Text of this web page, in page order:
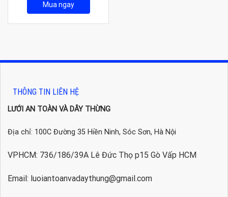
Mua ngay
THÔNG TIN LIÊN HỆ
LƯỚI AN TOÀN VÀ DÂY THỪNG
Địa chỉ: 100C Đường 35 Hiền Ninh, Sóc Sơn, Hà Nội
VPHCM: 736/186/39A Lê Đức Thọ p15 Gò Vấp HCM
Email: luoiantoanvadaythung@gmail.com